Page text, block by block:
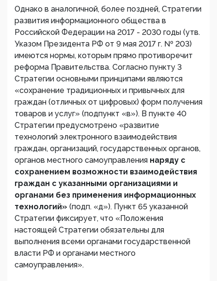
Однако в аналогичной, более поздней, Стратегии
развития информационного общества в
Российской Федерации на 2017 - 2030 годы (утв.
Указом Президента РФ от 9 мая 2017 г. № 203)
имеются нормы, которым прямо противоречит
реформа Правительства. Согласно пункту 3
Стратегии основными принципами являются
«сохранение традиционных и привычных для
граждан (отличных от цифровых) форм получения
товаров и услуг» (подпункт «в»). В пункте 40
Стратегии предусмотрено «развитие
технологий электронного взаимодействия
граждан, организаций, государственных органов,
органов местного самоуправления наряду с
сохранением возможности взаимодействия
граждан с указанными организациями и
органами без применения информационных
технологий» (подп. «д»). Пункт 65 указанной
Стратегии фиксирует, что «Положения
настоящей Стратегии обязательны для
выполнения всеми органами государственной
власти РФ и органами местного
самоуправления».